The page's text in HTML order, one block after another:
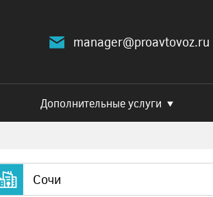
manager@proavtovoz.ru
Дополнительные услуги